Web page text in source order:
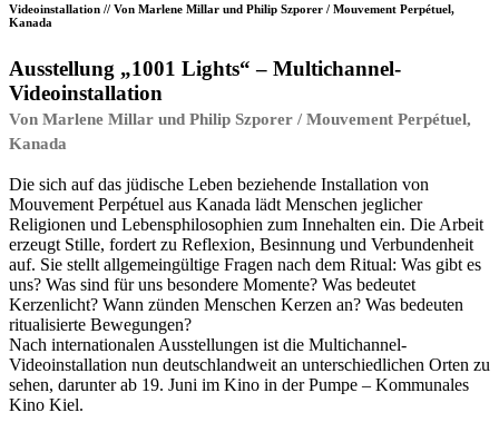
Videoinstallation // Von Marlene Millar und Philip Szporer / Mouvement Perpétuel,
Kanada
Ausstellung „1001 Lights“ – Multichannel-
Videoinstallation
Von Marlene Millar und Philip Szporer / Mouvement Perpétuel,
Kanada
Die sich auf das jüdische Leben beziehende Installation von
Mouvement Perpétuel aus Kanada lädt Menschen jeglicher
Religionen und Lebensphilosophien zum Innehalten ein. Die Arbeit
erzeugt Stille, fordert zu Reflexion, Besinnung und Verbundenheit
auf. Sie stellt allgemeingültige Fragen nach dem Ritual: Was gibt es
uns? Was sind für uns besondere Momente? Was bedeutet
Kerzenlicht? Wann zünden Menschen Kerzen an? Was bedeuten
ritualisierte Bewegungen?
Nach internationalen Ausstellungen ist die Multichannel-
Videoinstallation nun deutschlandweit an unterschiedlichen Orten zu
sehen, darunter ab 19. Juni im Kino in der Pumpe – Kommunales
Kino Kiel.